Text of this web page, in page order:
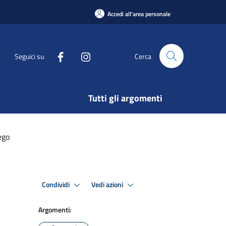
Accedi all'area personale
Seguici su Cerca
Tutti gli argomenti
Condividi Vedi azioni
Argomenti: